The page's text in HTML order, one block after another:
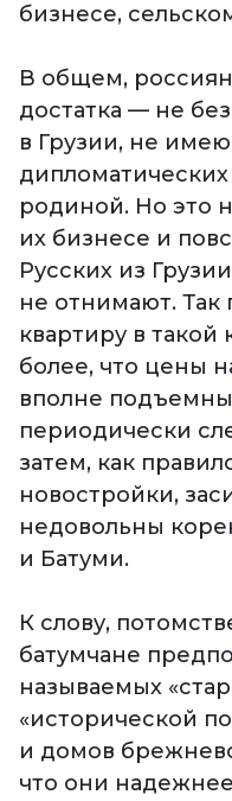
бизнесе,
В общем,
достатка — не
в Грузии, не
родиной. Но это
их бизнесе и
Русских из
не отнимают. Так
квартиру в такой
более, что цены
вполне
периодически
затем, как
новостройки,
недовольны
и Батуми.
К слову,
батумчане
называемых
«исторической
и домов
что они